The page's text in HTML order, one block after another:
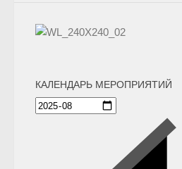
КАЛЕНДАРЬ МЕРОПРИЯТИЙ